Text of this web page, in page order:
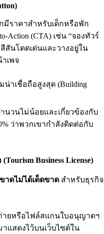
มีราคาสำหรับเด็กหรือพัก
Action (CTA) เช่น “จองทัวร์
สันโดดเด่นและวางอยู่ใน
เพจ
าเชื่อถือสูงสุด (Building
นวนไม่น้อยและเกี่ยวข้องกับ
ว่าพวกเขากำลังติดต่อกับ
Business License)
ดไม่ได้เด็ดขาด สำหรับธุรกิจ
ายหรือไฟล์สแกนใบอนุญาตฯ
แสดงไว้บนเว็บไซต์ใน